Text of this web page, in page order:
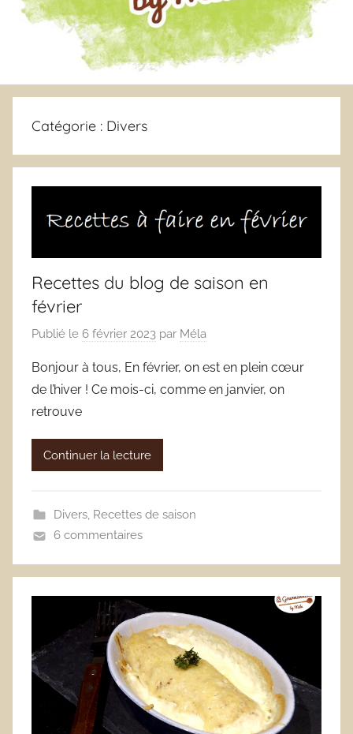
Catégorie : Divers
Recettes du blog de saison en
février
Publié le 6 février 2023 par Méla
Bonjour à tous, En février, on est en plein cœur
de l’hiver ! Ce mois-ci, comme en janvier, on
retrouve
Continuer la lecture
Divers, Recettes de saison
6 commentaires